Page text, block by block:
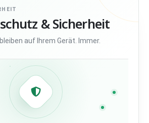
& Sicherheit
auf Ihrem Gerät. Immer.